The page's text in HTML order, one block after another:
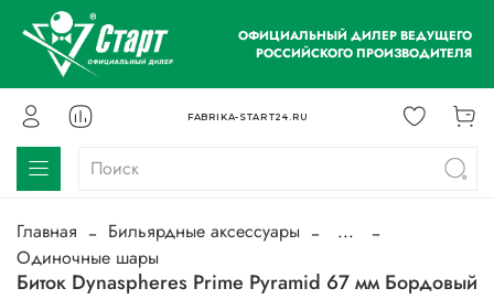
ОФИЦИАЛЬНЫЙ ДИЛЕР ВЕДУЩЕГО
РОССИЙСКОГО ПРОИЗВОДИТЕЛЯ
FABRIKA-START24.RU
Главная Бильярдные аксессуары
...
Одиночные шары
Биток Dynaspheres Prime Pyramid 67 мм Бордовый